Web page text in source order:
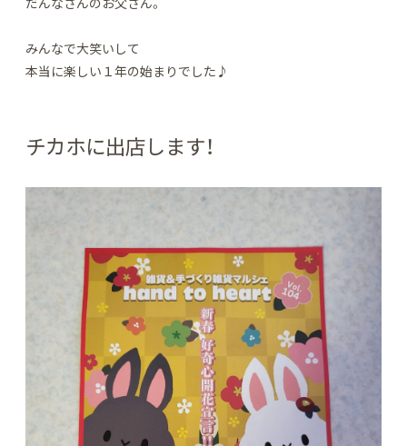
みんなで大笑いして
本当に楽しい１年の始まりでした♪
チカホに出店します！